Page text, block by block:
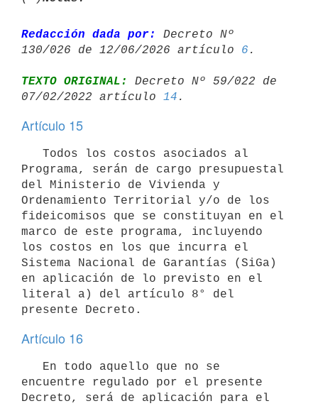
Redacción dada por:
Decreto Nº
130/026 de 12/06/2026 artículo 6
TEXTO ORIGINAL:
Decreto Nº 59/022 de
07/02/2022 artículo 14
Artículo 15
Programa, serán de cargo presupuestal
del Ministerio de Vivienda y
Ordenamiento Territorial y/o de los
fideicomisos que se constituyan en el
marco de este programa, incluyendo
los costos en los que incurra el
Sistema Nacional de Garantías (SiGa)
en aplicación de lo previsto en el
literal a) del artículo 8° del
Artículo 16
encuentre regulado por el presente
Decreto, será de aplicación para el